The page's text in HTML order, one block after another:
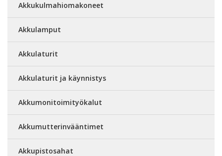
Akkukulmahiomakoneet
Akkulamput
Akkulaturit
Akkulaturit ja käynnistys
Akkumonitoimityökalut
Akkumutterinvääntimet
Akkupistosahat